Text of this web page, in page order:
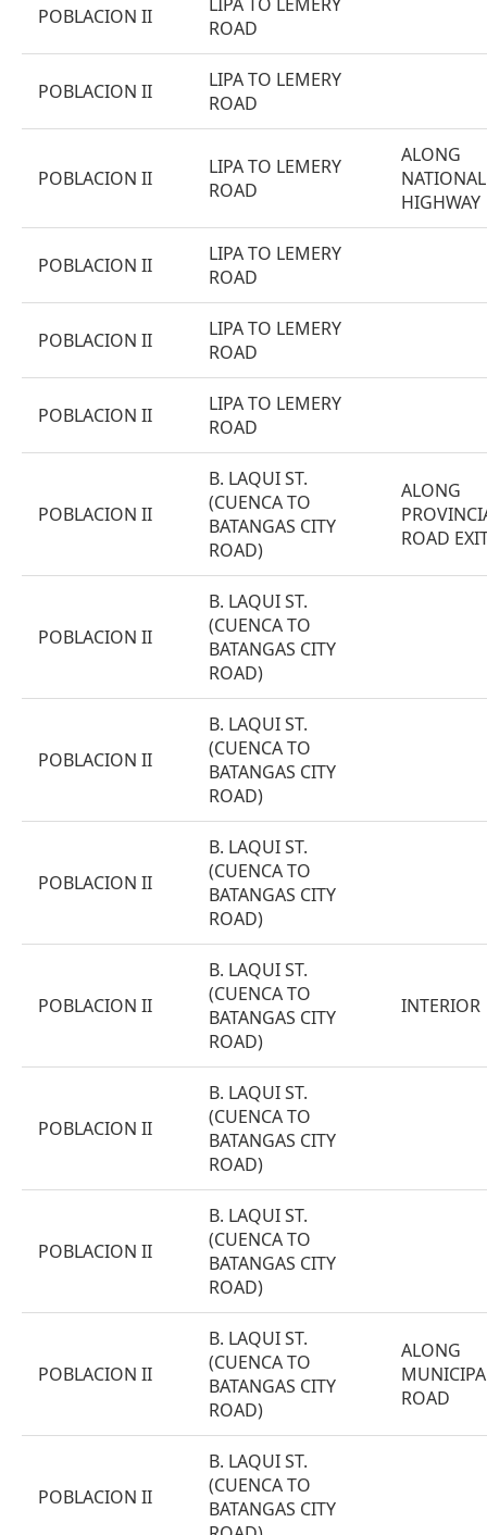
POBLACION II
ROAD
POBLACION II
LIPA TO LEMERY
ROAD
POBLACION II
LIPA TO LEMERY
ROAD
ALONG
NATIONAL
HIGHWAY
POBLACION II
LIPA TO LEMERY
ROAD
POBLACION II
LIPA TO LEMERY
ROAD
POBLACION II
LIPA TO LEMERY
ROAD
POBLACION II
B. LAQUI ST.
(CUENCA TO
BATANGAS CITY
ROAD)
ALONG
ROAD
POBLACION II
B. LAQUI ST.
(CUENCA TO
BATANGAS CITY
ROAD)
POBLACION II
B. LAQUI ST.
(CUENCA TO
BATANGAS CITY
ROAD)
POBLACION II
B. LAQUI ST.
(CUENCA TO
BATANGAS CITY
ROAD)
POBLACION II
B. LAQUI ST.
(CUENCA TO
BATANGAS CITY
ROAD)
INTERIOR
POBLACION II
B. LAQUI ST.
(CUENCA TO
BATANGAS CITY
ROAD)
POBLACION II
B. LAQUI ST.
(CUENCA TO
BATANGAS CITY
ROAD)
POBLACION II
B. LAQUI ST.
(CUENCA TO
BATANGAS CITY
ROAD)
ALONG
ROAD
POBLACION II
B. LAQUI ST.
(CUENCA TO
BATANGAS CITY